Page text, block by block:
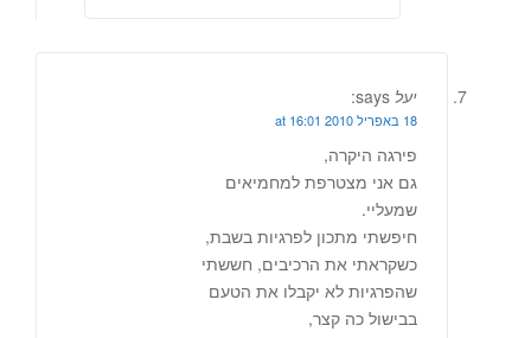
יעל says:
18 באפריל 2010 at 16:01
פירגה היקרה,
גם אני מצטרפת למחמיאים
שמעליי.
חיפשתי מתכון לפרגיות בשבת,
כשקראתי את הרכיבים, חששתי
שהפרגיות לא יקבלו את הטעם
בבישול כה קצר,